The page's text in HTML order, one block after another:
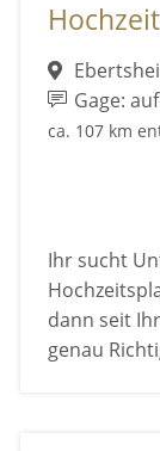
Gage:
ca. 107 km
Ihr sucht
dann seit
genau